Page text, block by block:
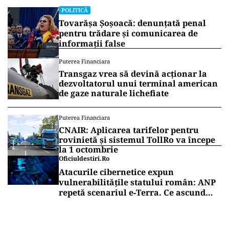
POLITICĂ
Tovarășa Șoșoacă: denunțată penal
pentru trădare și comunicarea de
informații false
Puterea Financiara
Transgaz vrea să devină acționar la
dezvoltatorul unui terminal american
de gaze naturale lichefiate
Puterea Financiara
CNAIR: Aplicarea tarifelor pentru
rovinietă și sistemul TollRo va începe
la 1 octombrie
Oficiuldestiri.ro
Atacurile cibernetice expun
vulnerabilitățile statului român: ANP
repetă scenariul e‑Terra. Ce ascund